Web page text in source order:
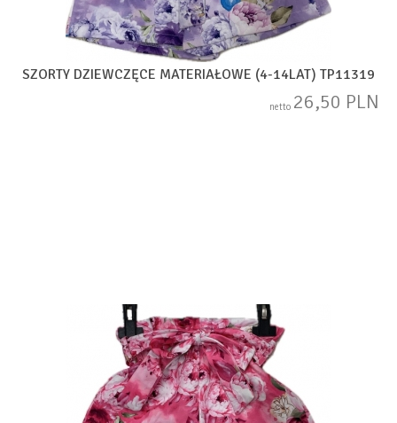
SZORTY DZIEWCZĘCE MATERIAŁOWE (4-14LAT) TP11319
netto 26,50 PLN